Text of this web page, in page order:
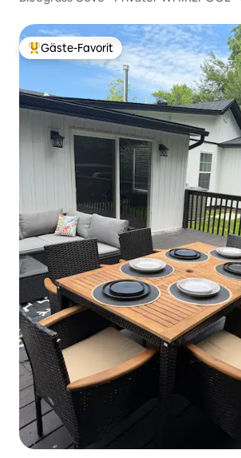
Beliebter Gäste-Favorit.
Gäste-Favorit